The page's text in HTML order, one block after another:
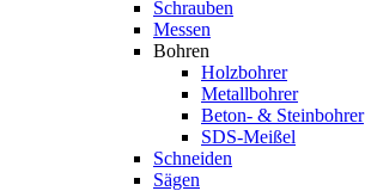
Schrauben
Messen
Bohren
Holzbohrer
Metallbohrer
Beton- & Steinbohrer
SDS-Meißel
Schneiden
Sägen